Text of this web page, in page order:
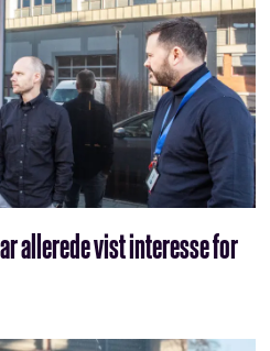
allerede vist interesse for